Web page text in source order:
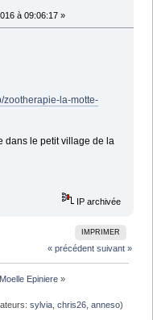
à 09:06:17 »
zootherapie-la-motte-
dans le petit village de la
IP archivée
IMPRIMER
« précédent suivant »
Epiniere »
sylvia ,chris26 ,anneso)